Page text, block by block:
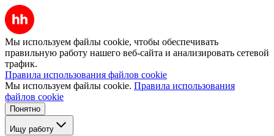
Мы используем файлы cookie, чтобы обеспечивать
правильную работу нашего веб-сайта и анализировать сетевой
трафик.
Правила использования файлов cookie
Мы используем файлы cookie. Правила использования
файлов cookie
Понятно
Ищу работу